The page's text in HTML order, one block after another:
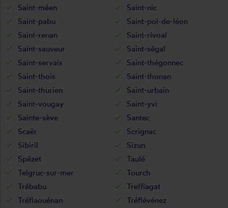
Saint-méen
Saint-nic
Saint-pabu
Saint-pol-de-léon
Saint-renan
Saint-rivoal
Saint-sauveur
Saint-ségal
Saint-servais
Saint-thégonnec
Saint-thois
Saint-thonan
Saint-thurien
Saint-urbain
Saint-vougay
Saint-yvi
Sainte-sève
Santec
Scaër
Scrignac
Sibiril
Sizun
Spézet
Taulé
Telgruc-sur-mer
Tourch
Trébabu
Treffiagat
Tréflaouénan
Tréflévénez